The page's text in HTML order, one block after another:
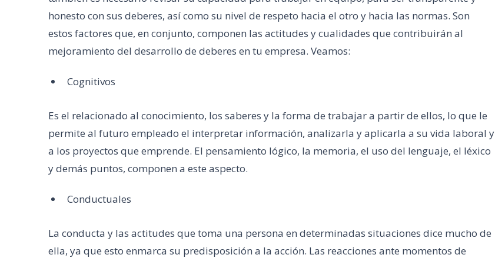
honesto con sus deberes, así como su nivel de respeto hacia el otro y hacia las normas. Son
estos factores que, en conjunto, componen las actitudes y cualidades que contribuirán al
mejoramiento del desarrollo de deberes en tu empresa. Veamos:
Cognitivos
Es el relacionado al conocimiento, los saberes y la forma de trabajar a partir de ellos, lo que le
permite al futuro empleado el interpretar información, analizarla y aplicarla a su vida laboral y
a los proyectos que emprende. El pensamiento lógico, la memoria, el uso del lenguaje, el léxico
y demás puntos, componen a este aspecto.
Conductuales
La conducta y las actitudes que toma una persona en determinadas situaciones dice mucho de
ella, ya que esto enmarca su predisposición a la acción. Las reacciones ante momentos de